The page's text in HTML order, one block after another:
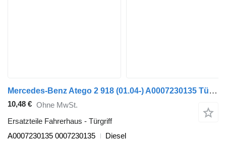
Mercedes-Benz Atego 2 918 (01.04-) A0007230135 Türgriff für Mercedes-Benz Atego, Atego 2, Atego 3 (1996-) Sattelzugmaschine
10,48 € Ohne MwSt.
Ersatzteile Fahrerhaus - Türgriff
A0007230135 0007230135
Diesel